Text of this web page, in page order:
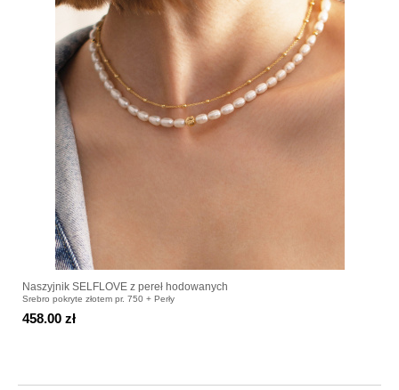
Naszyjnik SELFLOVE z pereł hodowanych
Srebro pokryte złotem pr. 750 + Perły
458.00 zł